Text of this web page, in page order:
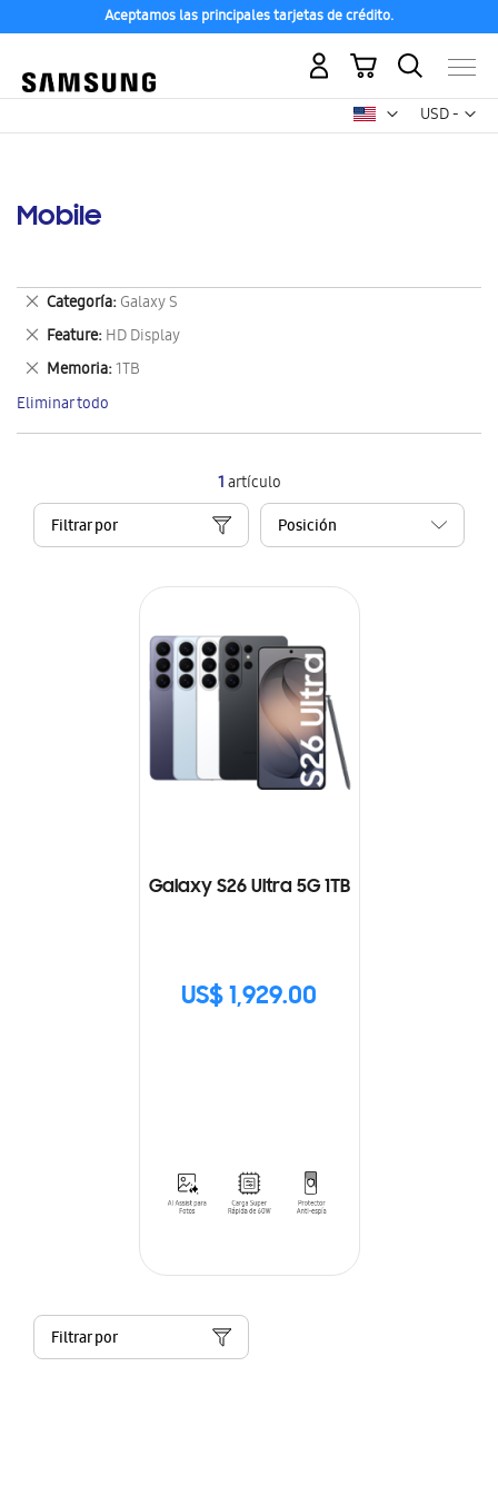
Aceptamos las principales tarjetas de crédito.
USD -
dólar
Mi carrito
Mobile
1artículo
Filtrar por
Galaxy S26 Ultra 5G 1TB
US$ 1,929.00
Filtrar por
Categoría Galaxy S
Eliminar
este
artículo
Feature HD Display
Eliminar
este
artículo
Memoria 1TB
Eliminar
este
artículo
Eliminar todo